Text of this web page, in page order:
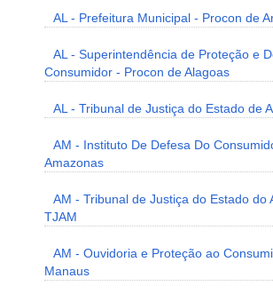
AL - Prefeitura Municipal - Procon de
AL - Superintendência de Proteção e
Consumidor - Procon de Alagoas
AL - Tribunal de Justiça do Estado de
AM - Instituto De Defesa Do
Amazonas
AM - Tribunal de Justiça do Estado do
TJAM
AM - Ouvidoria e Proteção ao
Manaus